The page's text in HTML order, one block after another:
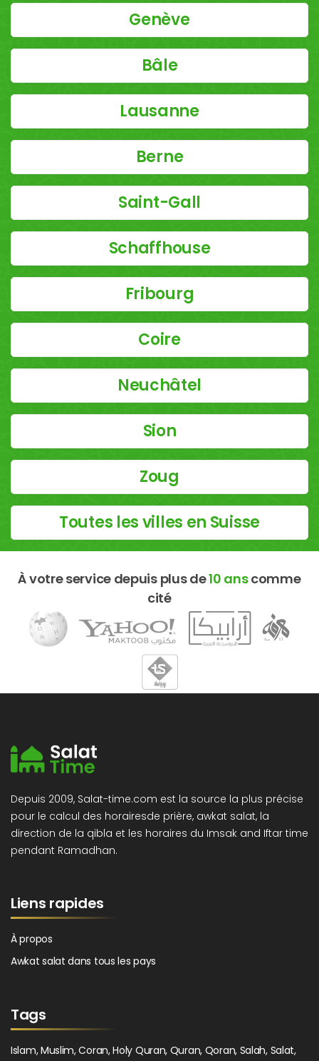
Genève
Bâle
Lausanne
Berne
Saint-Gall
Schaffhouse
Fribourg
Coire
Neuchâtel
Sion
Zoug
Toutes les villes en Suisse
À votre service depuis plus de10 anscomme
cité
Depuis 2009, Salat-time.com est la source la plus précise
pour le calcul des horairesde prière, awkat salat, la
direction de la qibla et les horaires du Imsak and Iftar time
pendant Ramadhan.
Liens rapides
À propos
Awkat salat dans tous les pays
Tags
Islam, Muslim, Coran, Holy Quran, Quran, Qoran, Salah, Salat,